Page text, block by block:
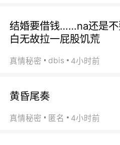
结婚要借钱……na还是
白无故拉一屁股饥荒
真情秘密 dbis 4小时前
黄昏尾奏
真情秘密 匿名 4小时前